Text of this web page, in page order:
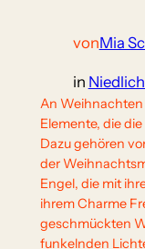
vonMia
in
An
Elemente, die
Dazu gehören
der
Engel, die mit
ihrem Charme
geschmückten
funkelnden